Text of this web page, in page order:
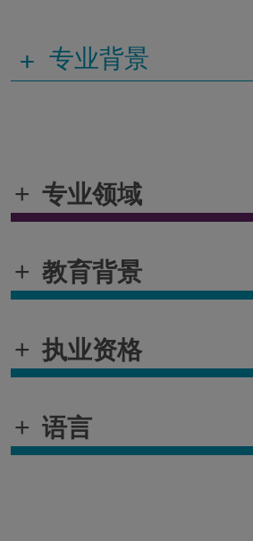
+ 专业领域
+ 教育背景
+ 执业资格
+ 语言
+ 专业背景